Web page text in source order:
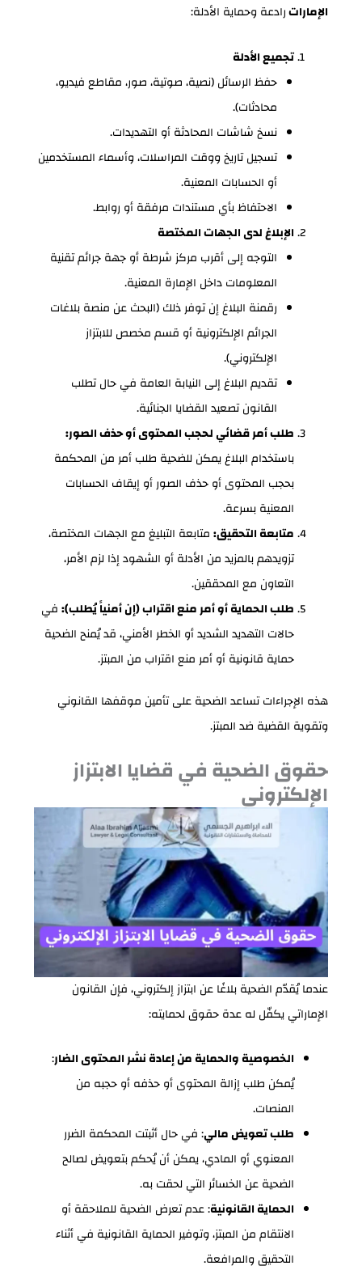
الإماراترادعة وحماية الأدلة:
تجميع الأدلة
حفظ الرسائل (نصية، صوتية، صور، مقاطع فيديو،
محادثات).
نسخ شاشات المحادثة أو التهديدات.
تسجيل تاريخ ووقت المراسلات، وأسماء المستخدمين
أو الحسابات المعنية.
الاحتفاظ بأي مستندات مرفقة أو روابط.
الإبلاغ لدى الجهات المختصة
التوجه إلى أقرب مركز شرطة أو جهة جرائم تقنية
المعلومات داخل الإمارة المعنية.
رقمنة البلاغ إن توفر ذلك (البحث عن منصة بلاغات
الجرائم الإلكترونية أو قسم مخصص للابتزاز
الإلكتروني).
تقديم البلاغ إلى النيابة العامة في حال تطلب
القانون تصعيد القضايا الجنائية.
طلب أمر قضائي لحجب المحتوى أو حذف الصور:
باستخدام البلاغ يمكن للضحية طلب أمر من المحكمة
بحجب المحتوى أو حذف الصور أو إيقاف الحسابات
المعنية بسرعة.
متابعة التحقيق:متابعة التبليغ مع الجهات المختصة،
تزويدهم بالمزيد من الأدلة أو الشهود إذا لزم الأمر،
التعاون مع المحققين.
طلب الحماية أو أمر منع اقتراب (إن أمنياً يُطلب):في
حالات التهديد الشديد أو الخطر الأمني، قد يُمنح الضحية
حماية قانونية أو أمر منع اقتراب من المبتز.
هذه الإجراءات تساعد الضحية على تأمين موقفها القانوني
وتقوية القضية ضد المبتز.
حقوق الضحية في قضايا الابتزاز
الإلكتروني
عندما يُقدّم الضحية بلاغًا عن ابتزاز إلكتروني، فإن القانون
الإماراتي يكفّل له عدة حقوق لحمايته:
الخصوصية والحماية من إعادة نشر المحتوى الضار:
يُمكن طلب إزالة المحتوى أو حذفه أو حجبه من
المنصات.
طلب تعويض مالي: في حال أثبتت المحكمة الضرر
المعنوي أو المادي، يمكن أن يُحكم بتعويض لصالح
الضحية عن الخسائر التي لحقت به.
الحماية القانونية: عدم تعرض الضحية للملاحقة أو
الانتقام من المبتز، وتوفير الحماية القانونية في أثناء
التحقيق والمرافعة.